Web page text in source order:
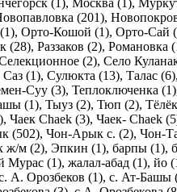
(1), Москва (1),
(201),
, Орто-Кошой (1), Орто-Сай
(28), Раззаков (2), Романовка
(2), Село
Саз (1), Сулюкта (13), Талас (6),
Суу (3), Теплоключенка (1)
(1), Тыуз (2), Тюп (2),
, Чаек Chaek (3), Чаек- Chaek
(502), Чон-Арык с. (2), Чон-
ж/м (2), Эпкин (1), барпы (1),
Мурас (1), жалал-абад (1), йо
А. Орозбеков (1), с. Ат-Башы